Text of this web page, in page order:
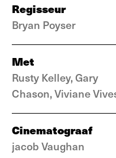
Regisseur
Bryan Poyser
Met
Rusty Kelley, Gary
Chason, Viviane
Cinematograaf
jacob Vaughan